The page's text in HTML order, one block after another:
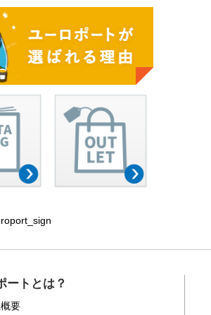
ートとは？
要